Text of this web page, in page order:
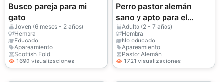
Busco pareja para mi
gato
Joven (6 meses - 2 años)
Hembra
Educado
Apareamiento
Scottish Fold
1690 visualizaciones
Perro pastor alemán
sano y apto para el
apareamiento
Adulto (2 - 7 años)
Hembra
No educado
Apareamiento
Pastor Alemán
1721 visualizaciones